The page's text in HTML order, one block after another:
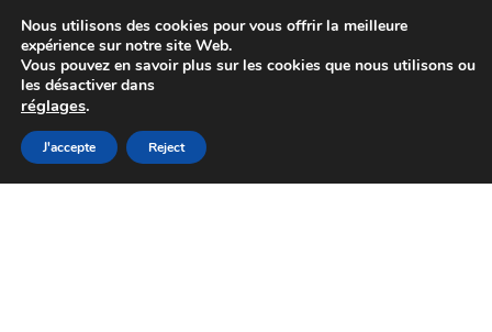
Colissimo livraison à partir de 7 EUR
Du lundi au vendredi de 9 h à 16 h
Aller
à
Aller
au
Nous utilisons des cookies pour vous offrir la meilleure
expérience sur notre site Web.
Vous pouvez en savoir plus sur les cookies que nous utilisons ou
les désactiver dans
réglages.
J'accepte Reject